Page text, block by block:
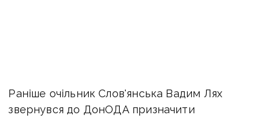
Раніше очільник Слов'янська Вадим Лях
звернувся до ДонОДА призначити